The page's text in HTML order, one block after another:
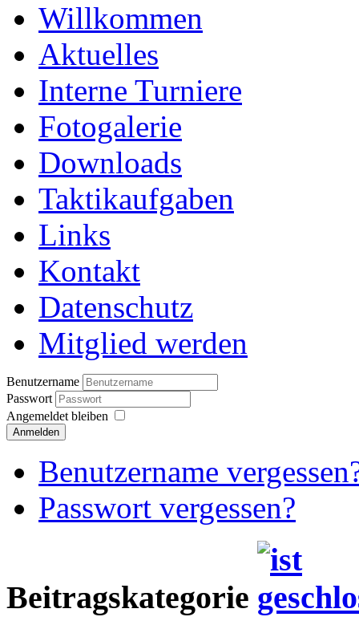
Willkommen
Aktuelles
Interne Turniere
Fotogalerie
Downloads
Taktikaufgaben
Links
Kontakt
Datenschutz
Mitglied werden
Benutzername
Passwort
Angemeldet bleiben
Anmelden
Benutzername
Passwort vergessen?
Beitragskategorie